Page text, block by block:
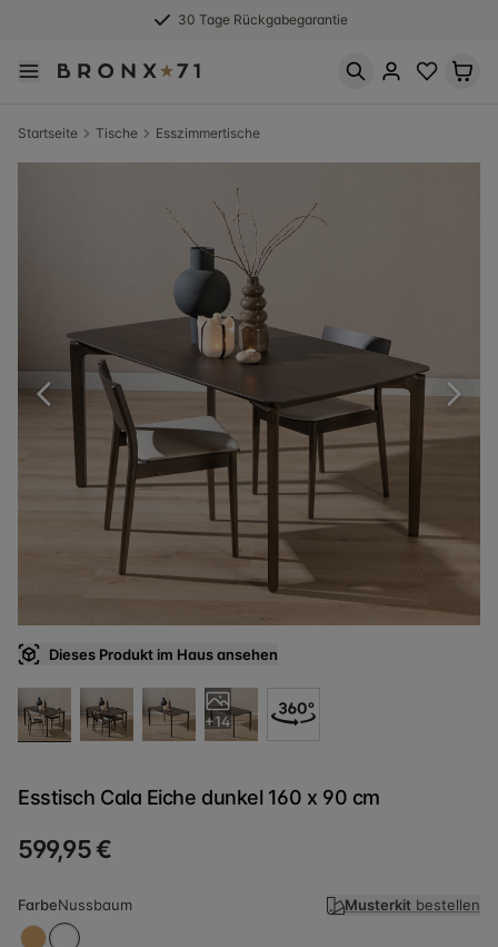
30 Tage Rückgabegarantie
Startseite Tische Esszimmertische
Dieses Produkt im Haus ansehen
+14
Esstisch Cala Eiche dunkel 160 x 90 cm
599,95 €
FarbeNussbaum Musterkit bestellen